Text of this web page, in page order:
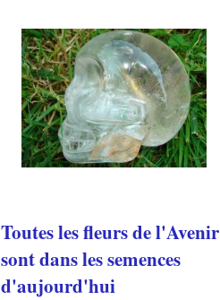
Toutes les fleurs de l'Avenir
sont dans les semences
d'aujourd'hui